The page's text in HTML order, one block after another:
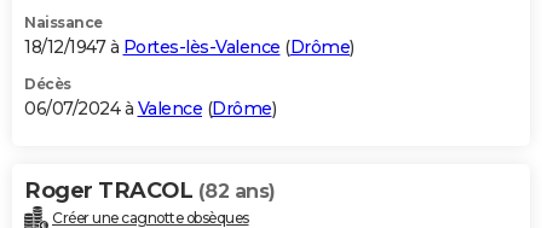
Naissance
18/12/1947 à Portes-lès-Valence (Drôme)
Décès
06/07/2024 à Valence (Drôme)
Roger TRACOL (82 ans)
Créer une cagnotte obsèques